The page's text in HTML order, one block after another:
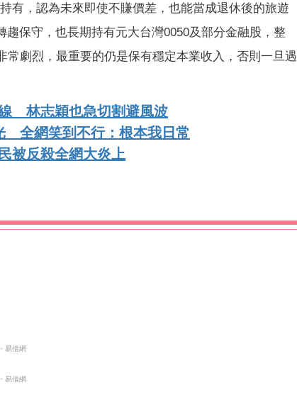
有，認為未來即使不賺價差，也能當成退休後的旅遊
保守，也長期持有元大台灣0050及部分金融股，整
劇烈，最重要的仍是保有穩定本業收入，否則一旦遇
林志穎也急切割避風波
全網笑到不行：根本我日常
被反殺全網大炎上
易借網
易借網